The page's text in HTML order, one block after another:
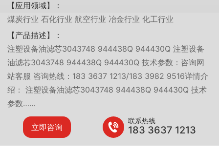
【应用领域】：
煤炭行业 石化行业 航空行业 冶金行业 化工行业
【产品描述】：
注塑设备油滤芯3043748 944438Q 944430Q 注塑设备
油滤芯3043748 944438Q 944430Q 技术参数：咨询网
站客服 咨询热线：183 3637 1213/183 3982 9516详情介
绍： 注塑设备油滤芯3043748 944438Q 944430Q 技术
参数……
立即咨询
联系热线
183 3637 1213